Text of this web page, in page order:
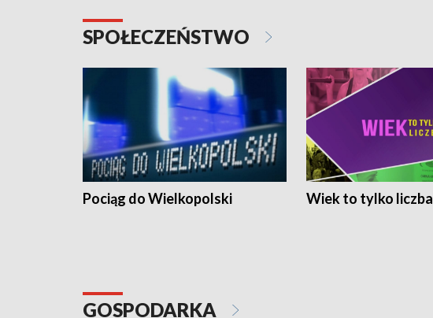
SPOŁECZEŃSTWO
Pociąg do Wielkopolski Wiek to tylko liczba
GOSPODARKA